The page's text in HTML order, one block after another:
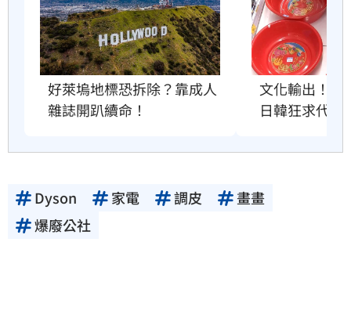
好萊塢地標恐拆除？靠成人
雜誌開趴續命！
文化輸出！台
日韓狂求代購
Dyson 家電 調皮
畫畫
爆廢公社